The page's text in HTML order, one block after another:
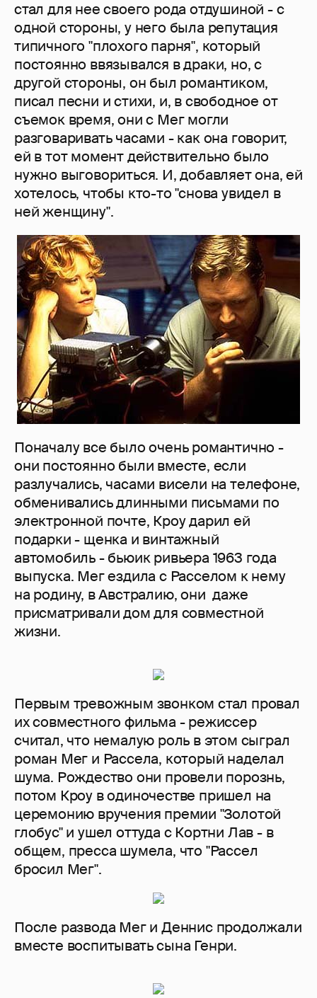
стал для нее своего рода отдушиной - с
одной стороны, у него была репутация
типичного "плохого парня", который
постоянно ввязывался в драки, но, с
другой стороны, он был романтиком,
писал песни и стихи, и, в свободное от
съемок время, они с Мег могли
разговаривать часами - как она говорит,
ей в тот момент действительно было
нужно выговориться. И, добавляет она, ей
хотелось, чтобы кто-то "снова увидел в
ней женщину".
Поначалу все было очень романтично -
они постоянно были вместе, если
разлучались, часами висели на телефоне,
обменивались длинными письмами по
электронной почте, Кроу дарил ей
подарки - щенка и винтажный
автомобиль - бьюик ривьера 1963 года
выпуска. Мег ездила с Расселом к нему
на родину, в Австралию, они даже
присматривали дом для совместной
жизни.
Первым тревожным звонком стал провал
их совместного фильма - режиссер
считал, что немалую роль в этом сыграл
роман Мег и Рассела, который наделал
шума. Рождество они провели порознь,
потом Кроу в одиночестве пришел на
церемонию вручения премии "Золотой
глобус" и ушел оттуда с Кортни Лав - в
общем, пресса шумела, что "Рассел
бросил Мег".
После развода Мег и Деннис продолжали
вместе воспитывать сына Генри.